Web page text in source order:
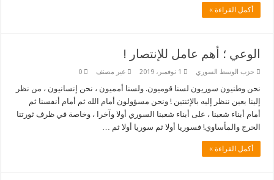
أكمل القراءة »
الوعي ؛ أهم عامل للإنتصار !
حزب الوسط السوري 1 نوفمبر، 2019 غير مصنف 0
نحن وطنيون سوريون لسنا قوميون. ولسنا أمميون ، نحن إنسانيون ، من نظر
إلينا بعين ننظر إليه بالإثنتين ! ونحن مسؤولون أمام الله ثم أمام أنفسنا ثم
أمام أبناء شعبنا ، على أبناء شعبنا السوري أولا وآخرا ، وخاصة في ظرف ثورتنا
الحرج والمأساوي! فسوريا أولا ثم سوريا أولا ثم …
أكمل القراءة »